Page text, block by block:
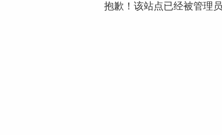
抱歉！该站点已经被管理